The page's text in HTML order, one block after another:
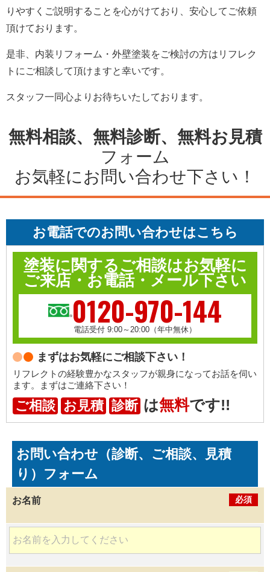
りやすくご説明することを心がけており、安心してご依頼
頂けております。
是非、内装リフォーム・外壁塗装をご検討の方は リフレク
ト にご相談して頂けますと幸いです。
スタッフ一同心よりお待ちいたしております。
無料相談、無料診断、無料お見積
フォーム
お気軽にお問い合わせ下さい！
お電話でのお問い合わせはこちら
塗装に関するご相談はお気軽に
ご来店・お電話・メール下さい
0120-970-144
電話受付 9:00～20:00（年中無休）
まずはお気軽にご相談下さい！
リフレクトの経験豊かなスタッフが親身になってお話を伺い
ます。まずはご連絡下さい！
ご相談 お見積 診断 は無料です!!
お問い合わせ（診断、ご相談、見積
り）フォーム
お名前 必須